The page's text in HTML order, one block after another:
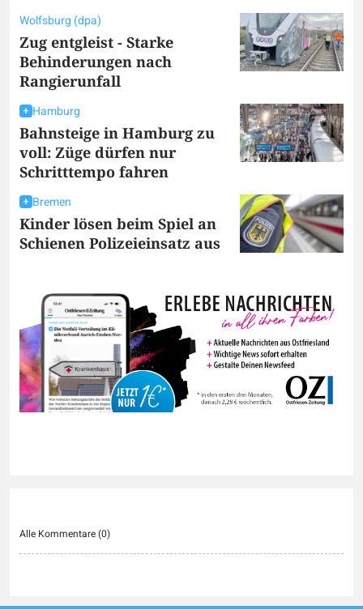
Wolfsburg (dpa)
Zug entgleist - Starke
Behinderungen nach
Rangierunfall
Hamburg
Bahnsteige in Hamburg zu
voll: Züge dürfen nur
Schritttempo fahren
Bremen
Kinder lösen beim Spiel an
Schienen Polizeieinsatz aus
Alle Kommentare (0)